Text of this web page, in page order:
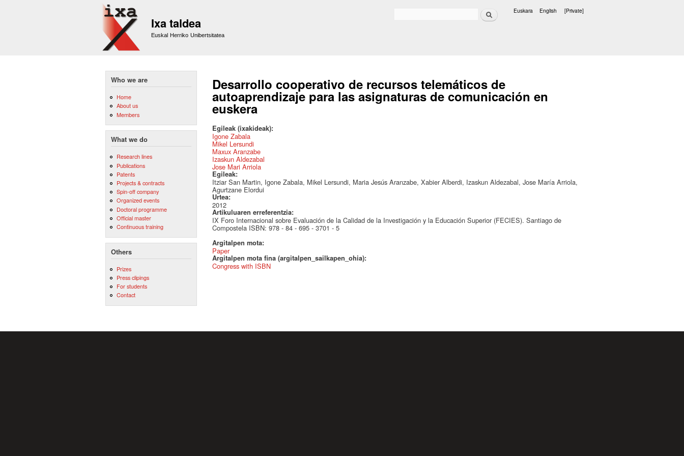
Ixa taldea
Euskal Herriko Unibertsitatea
Search Euskara English [Private]
Who we are
Home
About us
Members
What we do
Research lines
Publications
Patents
Projects & contracts
Spin-off company
Organized events
Doctoral programme
Official master
Continuous training
Others
Prizes
Press clipings
For students
Contact
Desarrollo cooperativo de recursos telemáticos de
autoaprendizaje para las asignaturas de comunicación en
euskera
Egileak (ixakideak):
Igone Zabala
Mikel Lersundi
Maxux Aranzabe
Izaskun Aldezabal
Jose Mari Arriola
Egileak:
Itziar San Martin, Igone Zabala, Mikel Lersundi, Maria Jesús Aranzabe, Xabier Alberdi, Izaskun Aldezabal, Jose María Arriola,
Agurtzane Elordui
Urtea:
2012
Artikuluaren erreferentzia:
IX Foro Internacional sobre Evaluación de la Calidad de la Investigación y la Educación Superior (FECIES). Santiago de
Compostela ISBN: 978 - 84 - 695 - 3701 - 5
Argitalpen mota:
Paper
Argitalpen mota fina (argitalpen_sailkapen_ohia):
Congress with ISBN